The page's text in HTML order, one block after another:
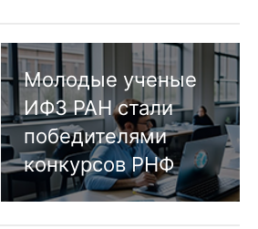
Молодые ученые
ИФЗ РАН стали
победителями
конкурсов РНФ